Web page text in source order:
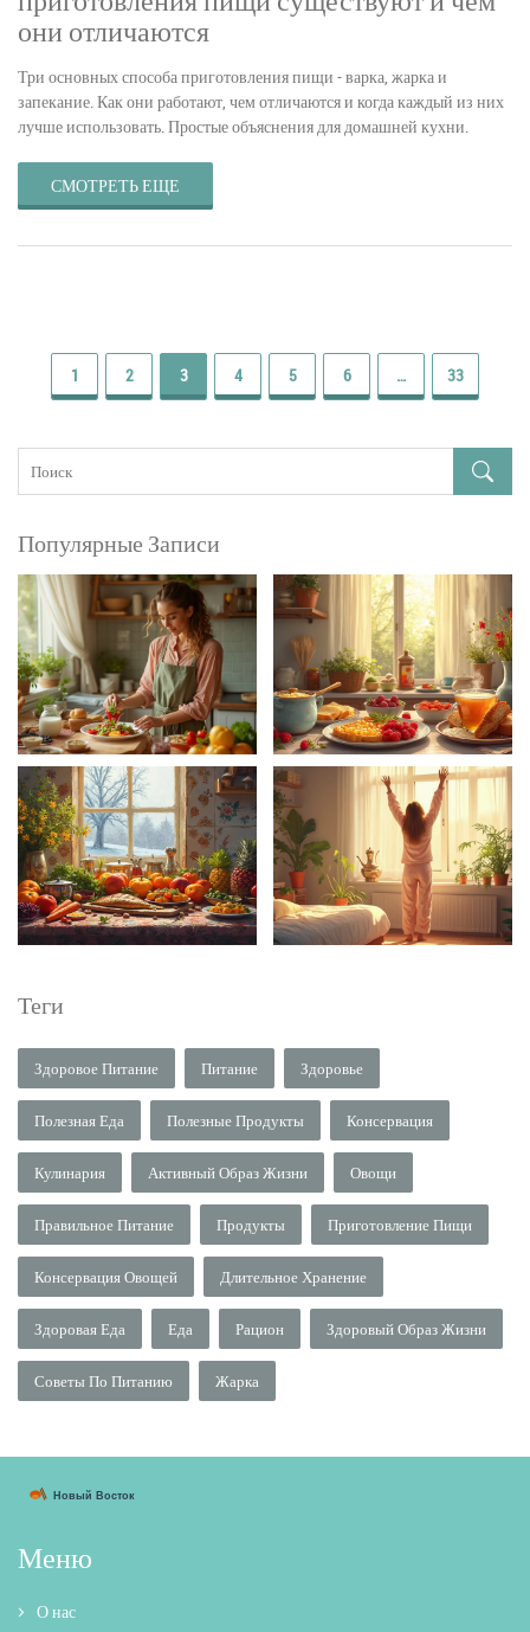
они отличаются
Три основных способа приготовления пищи - варка, жарка и
запекание. Как они работают, чем отличаются и когда каждый из них
лучше использовать. Простые объяснения для домашней кухни.
СМОТРЕТЬ ЕЩЕ
1 2 3 4 5 6 … 33
Популярные Записи
Теги
Здоровое Питание Питание Здоровье
Полезная Еда Полезные Продукты Консервация
Кулинария Активный Образ Жизни Овощи
Правильное Питание Продукты Приготовление Пищи
Консервация Овощей Длительное Хранение
Здоровая Еда Еда Рацион Здоровый Образ Жизни
Советы По Питанию Жарка
Меню
О нас